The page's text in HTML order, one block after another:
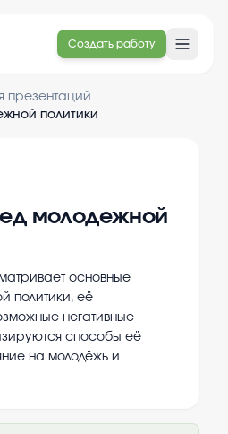
Создать работу
презентаций
политики
молодежной
основные
политики, её
негативные
способы её
на молодёжь и